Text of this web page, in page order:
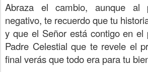
Abraza el cambio, aunque al
negativo, te recuerdo que tu
y que el Señor está contigo en el
Padre Celestial que te revele el
final verás que todo era para tu